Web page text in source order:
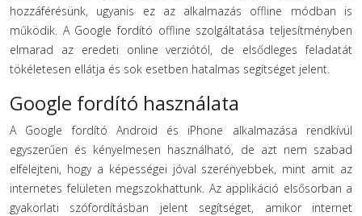
hozzáférésünk, ugyanis ez az alkalmazás offline módban is
működik. A Google fordító offline szolgáltatása teljesítményben
elmarad az eredeti online verziótól, de elsődleges feladatát
tökéletesen ellátja és sok esetben hatalmas segítséget jelent.
Google fordító használata
A Google fordító Android és iPhone alkalmazása rendkívül
egyszerűen és kényelmesen használható, de azt nem szabad
elfelejteni, hogy a képességei jóval szerényebbek, mint amit az
internetes felületen megszokhattunk. Az applikáció elsősorban a
gyakorlati szófordításban jelent segítséget, amikor internet